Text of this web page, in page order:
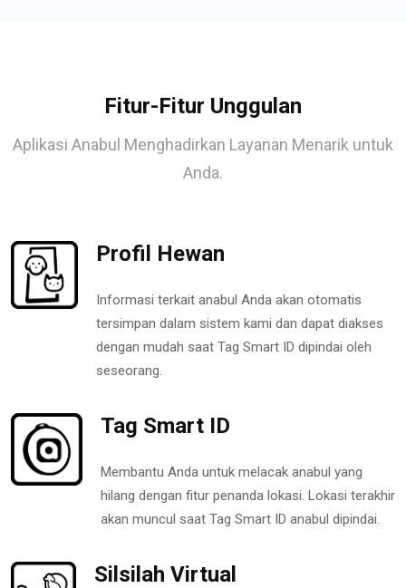
Fitur-Fitur Unggulan
Aplikasi Anabul Menghadirkan Layanan Menarik untuk
Anda.
Profil Hewan
Informasi terkait anabul Anda akan otomatis
tersimpan dalam sistem kami dan dapat diakses
dengan mudah saat Tag Smart ID dipindai oleh
seseorang.
Tag Smart ID
Membantu Anda untuk melacak anabul yang
hilang dengan fitur penanda lokasi. Lokasi terakhir
akan muncul saat Tag Smart ID anabul dipindai.
Silsilah Virtual